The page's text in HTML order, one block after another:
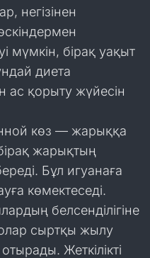
негізінен
мүмкін, бірақ уақыт
диета
ас қорыту жүйесін
көз — жарыққа
жарықтың
Бұл игуанаға
көмектеседі.
белсенділігіне
олар сыртқы жылу
Жеткілікті